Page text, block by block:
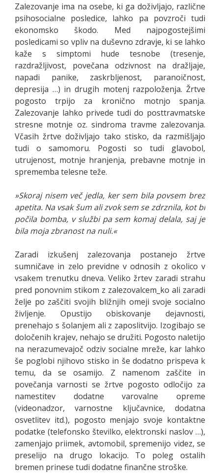
Zalezovanje ima na osebe, ki ga doživljajo, različne
psihosocialne posledice, lahko pa povzroči tudi
ekonomsko škodo. Med najpogostejšimi
posledicami so vpliv na duševno zdravje, ki se lahko
kaže s simptomi hude tesnobe (tresenje,
razdražljivost, povečana odzivnost na dražljaje,
napadi panike, zaskrbljenost, paranoičnost,
depresija …) in drugih motenj razpoloženja. Žrtve
pogosto trpijo za kronično motnjo spanja.
Zalezovanje lahko privede tudi do posttravmatske
stresne motnje oz. sindroma travme zalezovanja.
Včasih žrtve doživljajo tako stisko, da razmišljajo
tudi o samomoru. Pogosti so tudi glavobol,
utrujenost, motnje hranjenja, prebavne motnje in
sprememba telesne teže.
»Skoraj nisem več jedla, ker sem bila povsem brez
apetita. Na vsak šum ali zvok sem se zdrznila, kot bi
počila bomba, v službi pa sem komaj delala, saj je
bila moja zbranost na nuli.«
Zaradi izkušenj zalezovanja postanejo žrtve
sumničave in zelo previdne v odnosih z okolico v
vsakem trenutku dneva. Veliko žrtev zaradi strahu
pred ponovnim stikom z zalezovalcem_ko ali zaradi
želje po zaščiti svojih bližnjih omeji svoje socialno
življenje. Opustijo obiskovanje dejavnosti,
prenehajo s šolanjem ali z zaposlitvijo. Izogibajo se
določenih krajev, nehajo se družiti. Pogosto naletijo
na nerazumevajoč odziv socialne mreže, kar lahko
še poglobi njihovo stisko in še dodatno prispeva k
temu, da se osamijo. Z namenom zaščite in
povečanja varnosti se žrtve pogosto odločijo za
namestitev dodatne varovalne opreme
(videonadzor, varnostne ključavnice, dodatna
osvetlitev itd.), pogosto menjajo svoje kontaktne
podatke (telefonsko številko, elektronski naslov …),
zamenjajo priimek, avtomobil, spremenijo videz, se
preselijo na drugo lokacijo. To poleg ostalih
bremen prinese tudi dodatne finančne stroške.